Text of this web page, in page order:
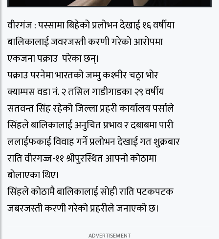
वीरगंज : पस्सामा बिहेको प्रलोभन देखाई १६ वर्षीया
बालिकालाई जवरजस्ती करणी गरेको आरोपमा
एकजना पक्राउ परेका छन्।
पक्राउ परनेमा भारतको जम्मु कश्मीर चठ्रा भोर
क्याम्पस वडा नं. २ तसिल गाडीगाडका २९ वर्षीय
सतवन्त सिंह रहेको जिल्ला प्रहरी कार्यालय पर्साले
सिंहले बालिकालाई अनुचित प्रभाव र दबाबमा पारी
ललाईफकाई विवाह गर्ने प्रलोभन देखाई गत शुक्रबार
राति वीरगज्ज-११ श्रीपुरस्थित आफ्नो कोठामा
बोलाएका थिए।
सिंहले कोठामै बालिकालाई सोही राति पटकपटक
जबरजस्ती करणी गरेको प्रहरीले जनाएको छ।